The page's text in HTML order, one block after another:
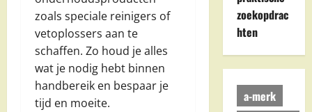
zoals speciale reinigers of
vetoplossers aan te
schaffen. Zo houd je alles
wat je nodig hebt binnen
handbereik en bespaar je
tijd en moeite.
zoekopdrac
hten
a-merk